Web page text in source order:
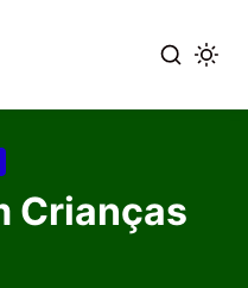
Crianças